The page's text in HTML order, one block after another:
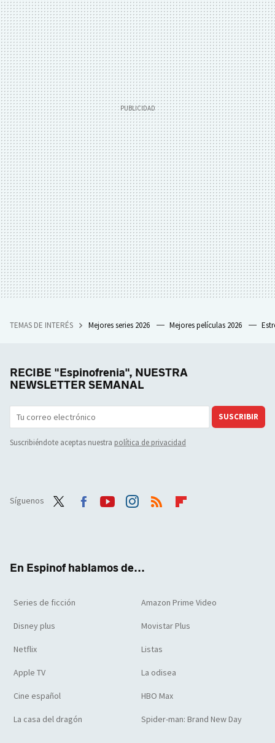
TEMAS DE INTERÉS Mejores series 2026 Mejores películas 2026
RECIBE "Espinofrenia", NUESTRA
NEWSLETTER SEMANAL
SUSCRIBIR
Suscribiéndote aceptas nuestra política de privacidad
Síguenos
En Espinof hablamos de...
Series de ficción Amazon Prime Video
Disney plus Movistar Plus
Netflix Listas
Apple TV La odisea
Cine español HBO Max
La casa del dragón Spider-man: Brand New Day